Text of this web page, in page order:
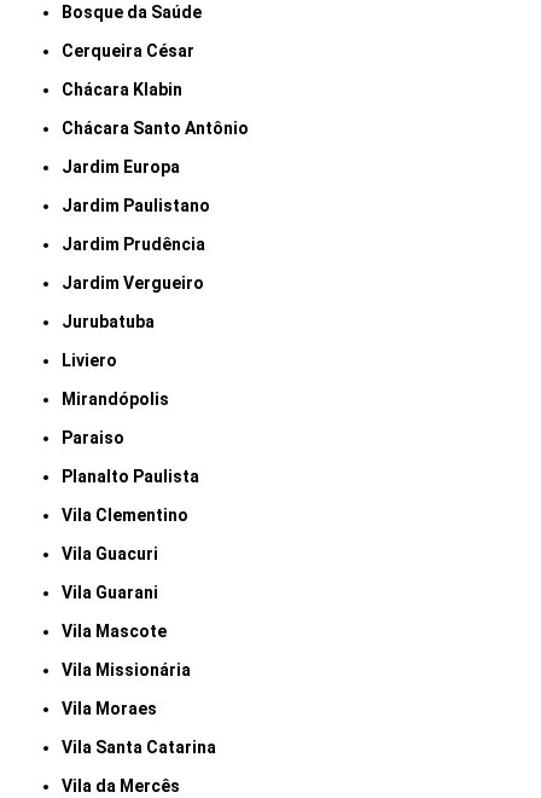
Bosque da Saúde
Cerqueira César
Chácara Klabin
Chácara Santo Antônio
Jardim Europa
Jardim Paulistano
Jardim Prudência
Jardim Vergueiro
Jurubatuba
Liviero
Mirandópolis
Paraiso
Planalto Paulista
Vila Clementino
Vila Guacuri
Vila Guarani
Vila Mascote
Vila Missionária
Vila Moraes
Vila Santa Catarina
Vila da Mercês